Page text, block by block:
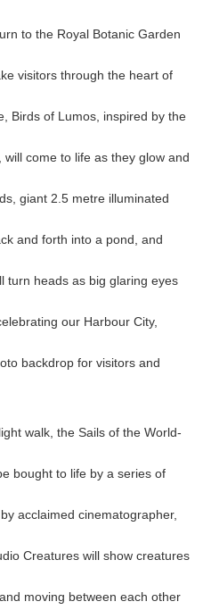
to the Royal Botanic Garden
visitors through the heart of
Birds of Lumos, inspired by the
come to life as they glow and
giant 2.5 metre illuminated
and forth into a pond, and
turn heads as big glaring eyes
our Harbour City,
backdrop for visitors and
walk, the Sails of the World-
bought to life by a series of
acclaimed cinematographer,
Creatures will show creatures
moving between each other